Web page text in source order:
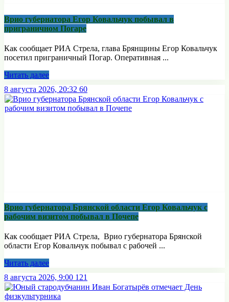
Врио губернатора Егор Ковальчук побывал в
приграничном Погаре
Как сообщает РИА Стрела, глава Брянщины Егор Ковальчук
посетил приграничный Погар. Оперативная ...
Читать далее
8 августа 2026, 20:32 60
Врио губернатора Брянской области Егор Ковальчук с
рабочим визитом побывал в Почепе
Как сообщает РИА Стрела, Врио губернатора Брянской
области Егор Ковальчук побывал с рабочей ...
Читать далее
8 августа 2026, 9:00 121